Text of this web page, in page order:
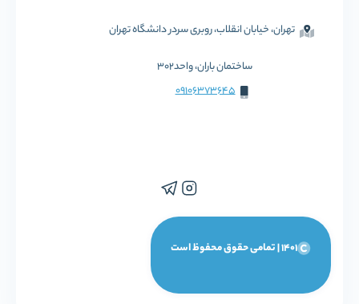
تهران، خیابان انقلاب، روبری سردر دانشگاه تهران
ساختمان باران، واحد302
09106373645
1401 | تمامی حقوق محفوظ است